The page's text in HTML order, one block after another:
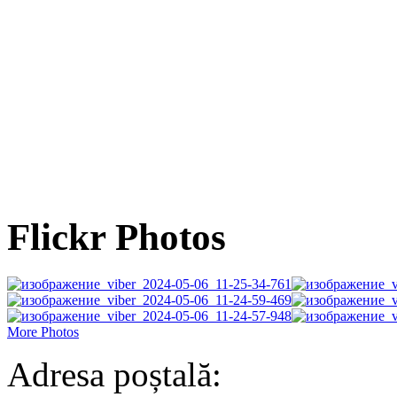
Flickr Photos
More Photos
Adresa poștală: